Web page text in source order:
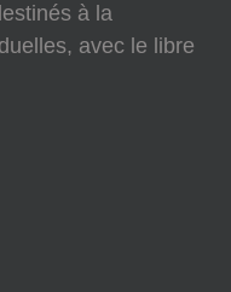
à la
avec le libre